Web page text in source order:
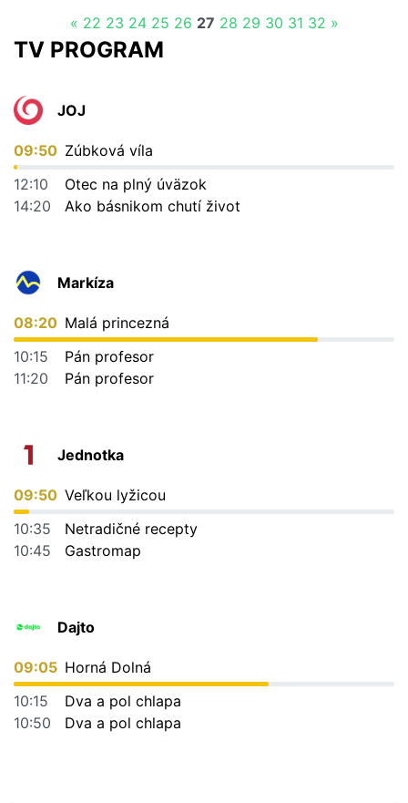
« 22 23 24 25 26 27 28 29 30 31 32 »
TV PROGRAM
JOJ
09:50 Zúbková víla
12:10
Otec na plný úväzok
14:20
Ako básnikom chutí život
Markíza
08:20 Malá princezná
10:15
Pán profesor
11:20
Pán profesor
Jednotka
09:50 Veľkou lyžicou
10:35
Netradičné recepty
10:45
Gastromap
Dajto
09:05 Horná Dolná
10:15
Dva a pol chlapa
10:50
Dva a pol chlapa